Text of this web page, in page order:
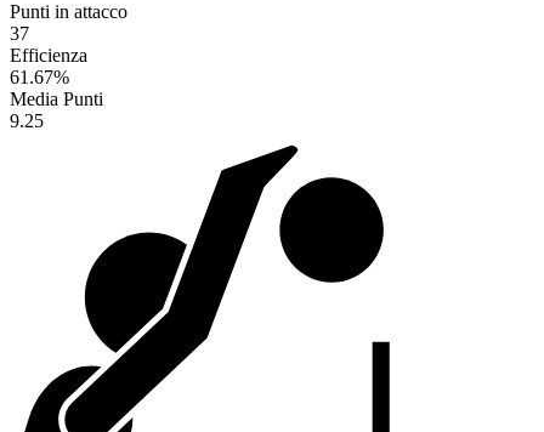
Punti in attacco
37
Efficienza
61.67%
Media Punti
9.25